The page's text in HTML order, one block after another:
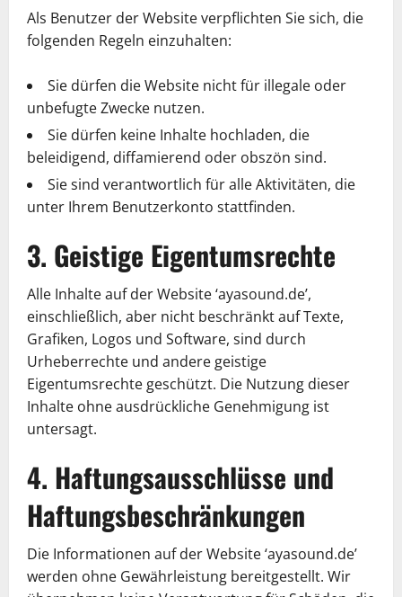
Als Benutzer der Website verpflichten Sie sich, die
folgenden Regeln einzuhalten:
Sie dürfen die Website nicht für illegale oder
unbefugte Zwecke nutzen.
Sie dürfen keine Inhalte hochladen, die
beleidigend, diffamierend oder obszön sind.
Sie sind verantwortlich für alle Aktivitäten, die
unter Ihrem Benutzerkonto stattfinden.
3. Geistige Eigentumsrechte
Alle Inhalte auf der Website ‘ayasound.de’,
einschließlich, aber nicht beschränkt auf Texte,
Grafiken, Logos und Software, sind durch
Urheberrechte und andere geistige
Eigentumsrechte geschützt. Die Nutzung dieser
Inhalte ohne ausdrückliche Genehmigung ist
untersagt.
4. Haftungsausschlüsse und
Haftungsbeschränkungen
Die Informationen auf der Website ‘ayasound.de’
werden ohne Gewährleistung bereitgestellt. Wir